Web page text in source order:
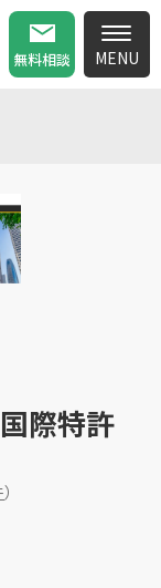
無料相談
際特許
）